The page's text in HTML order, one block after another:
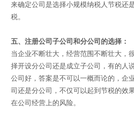
来确定公司是选择小规模纳税人节税还
税。
五、注册公司子公司和分公司的选择：
当企业不断壮大，经营范围不断壮大，
择开设分公司还是成立子公司，有的人
公司好，答案是不可以一概而论的，企
司还是分公司，不仅可以起到节税的效
在公司经营上的风险。